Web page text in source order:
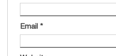
Email *